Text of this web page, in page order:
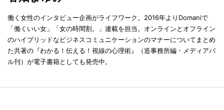
働く女性のインタビュー企画がライフワーク。2016年よりDomaniで
「働くいい女」「女の時間割。」連載を担当。オンラインとオフライン
のハイブリッドなビジネスコミュニケーションのマナーについてまとめ
た共著の『わかる！伝える！視線の心理術』（造事務所編・メディアパ
ル刊）が電子書籍としても発売中。